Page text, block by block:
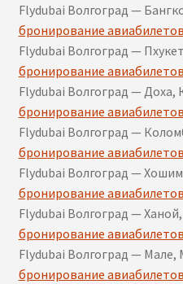
Flydubai Волгоград —
бронирование
Flydubai Волгоград —
бронирование
Flydubai Волгоград — Доха,
бронирование
Flydubai Волгоград —
бронирование
Flydubai Волгоград —
бронирование
Flydubai Волгоград —
бронирование
Flydubai Волгоград —
бронирование